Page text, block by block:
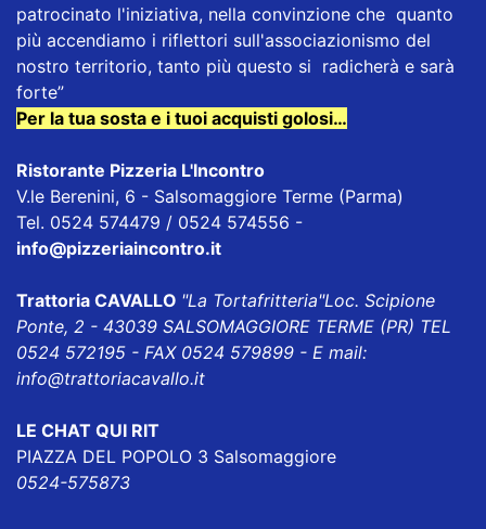
patrocinato l'iniziativa, nella convinzione che quanto
più accendiamo i riflettori sull'associazionismo del
nostro territorio, tanto più questo si radicherà e sarà
forte”
Per la tua sosta e i tuoi acquisti golosi…
Ristorante Pizzeria L'Incontro
V.le Berenini, 6 - Salsomaggiore Terme (Parma)
Tel. 0524 574479 / 0524 574556 -
info@pizzeriaincontro.it
Trattoria CAVALLO "La Tortafritteria"Loc. Scipione
Ponte, 2 - 43039 SALSOMAGGIORE TERME (PR) TEL
0524 572195 - FAX 0524 579899 - E mail:
info@trattoriacavallo.it
LE CHAT QUI RIT
PIAZZA DEL POPOLO 3 Salsomaggiore
0524-575873